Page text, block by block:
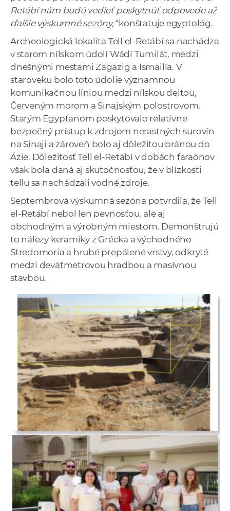
Retábí nám budú vedieť poskytnúť odpovede až
ďalšie výskumné sezóny,“konštatuje egyptológ.
Archeologická lokalita Tell el-Retábí sa nachádza
v starom nílskom údolí Wádí Tumilát, medzi
dnešnými mestami Zagazig a Ismailía. V
staroveku bolo toto údolie významnou
komunikačnou líniou medzi nílskou deltou,
Červeným morom a Sinajským polostrovom.
Starým Egypťanom poskytovalo relatívne
bezpečný prístup k zdrojom nerastných surovín
na Sinaji a zároveň bolo aj dôležitou bránou do
Ázie. Dôležitosť Tell el-Retábí v dobách faraónov
však bola daná aj skutočnosťou, že v blízkosti
tellu sa nachádzali vodné zdroje.
Septembrová výskumná sezóna potvrdila, že Tell
el-Retábí nebol len pevnosťou, ale aj
obchodným a výrobným miestom. Demonštrujú
to nálezy keramiky z Grécka a východného
Stredomoria a hrubé prepálené vrstvy, odkryté
medzi deväťmetrovou hradbou a masívnou
stavbou.